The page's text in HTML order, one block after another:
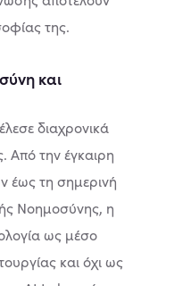
της.
και
διαχρονικά
Από την έγκαιρη
έως τη σημερινή
Νοημοσύνης, η
ως μέσο
και όχι ως